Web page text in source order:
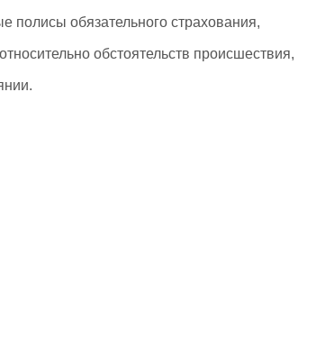
полисы обязательного страхования,
обстоятельств происшествия,